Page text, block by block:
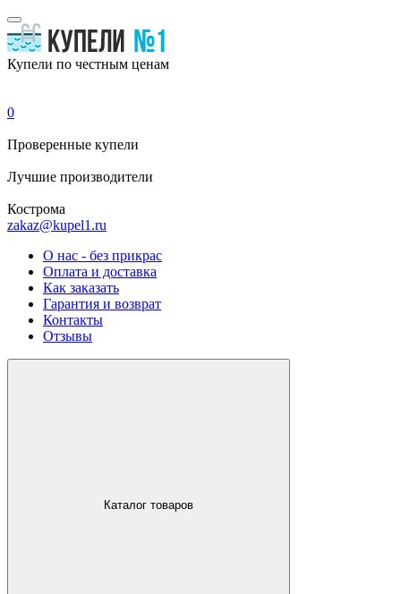
Купели по честным ценам
0
Проверенные купели
Лучшие производители
Кострома
zakaz@kupel1.ru
О нас - без прикрас
Оплата и доставка
Как заказать
Гарантия и возврат
Контакты
Отзывы
Каталог товаров